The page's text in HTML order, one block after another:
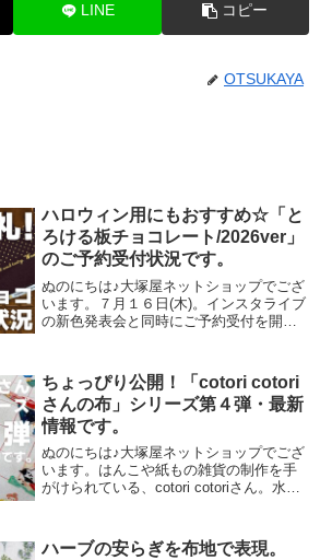
LINE コピー
OTSUKAYA
ハロウィン用にもおすすめ☆「と
ろける板チョコレート/2026ver」
のご予約受付状況です。
ぬのにちは♪大塚屋ネットショップでござ
います。７月１６日(木)。インスタライブ
の新色発表会と同時にご予約受付を開始
ョン。「復刻カラー３色」と「新色３
色」の全６色にて展
ちょっぴり公開！「cotori cotori
さんの布」シリーズ第４弾・最新
情報です。
ぬのにちは♪大塚屋ネットショップでござ
います。はんこや紙もの雑貨の制作を手
がけられている、cotori cotoriさん。水彩
開されています。cotori cotori
ハーブの安らぎを布地で表現。